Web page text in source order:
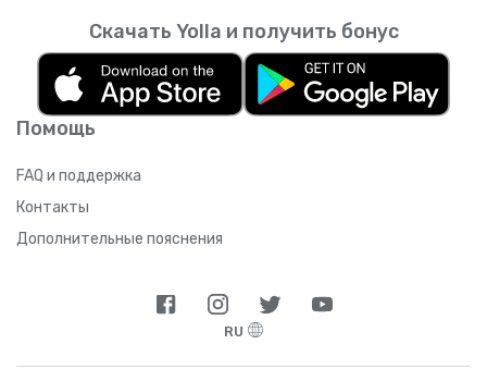
Помощь
FAQ и поддержка
Контакты
Дополнительные пояснения
Скачать Yolla и получить бонус
RU